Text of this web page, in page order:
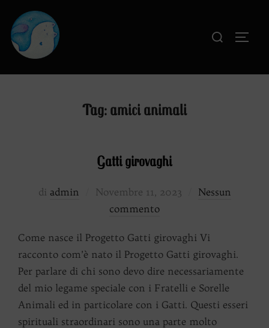
contenuto
Cerca
Tag: amici animali
Gatti girovaghi
di admin
Pubblicato
Novembre 11, 2023
Nessun
commento
Come nasce il Progetto Gatti girovaghi Vi
racconto com’è nato il Progetto Gatti girovaghi.
Per parlare di chi sono devo dire necessariamente
del mio legame speciale con i Fratelli e Sorelle
Animali ed in particolare con i Gatti. Questi esseri
spirituali straordinari sono una parte molto